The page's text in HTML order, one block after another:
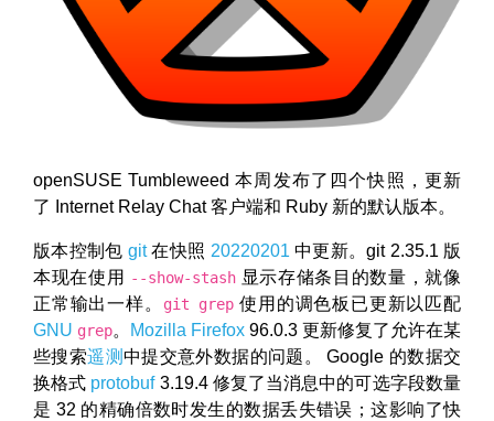
openSUSE Tumbleweed 本周发布了四个快照，更新
了 Internet Relay Chat 客户端和 Ruby 新的默认版本。
版本控制包 git在快照 20220201 中更新。git 2.35.1 版
本现在使用
--show-stash 显示存储条目的数量，就像
正常输出一样。
git grep 使用的调色板已更新以匹配
GNU grep。 Mozilla Firefox 96.0.3 更新修复了允许在某
些搜索遥测中提交意外数据的问题。 Google 的数据交
换格式 protobuf3.19.4 修复了当消息中的可选字段数量
是 32 的精确倍数时发生的数据丢失错误；这影响了快